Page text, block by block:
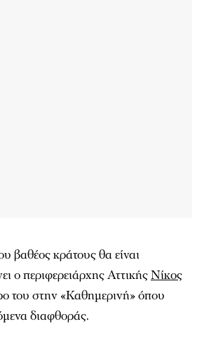
βαθέος κράτους θα είναι
ο περιφερειάρχης ΑττικήςΝίκος
του στην «Καθημερινή» όπου
διαφθοράς.